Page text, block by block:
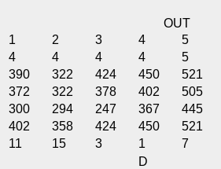
OUT
1 2 3 4
5
4 4 4 4
5
390 322 424 450
521
372 322 378 402
505
300 294 247 367
445
402 358 424 450
521
11 15 3 1
7
D